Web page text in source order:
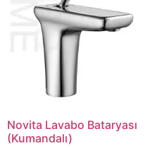
Novita Lavabo Bataryası
(Kumandalı)